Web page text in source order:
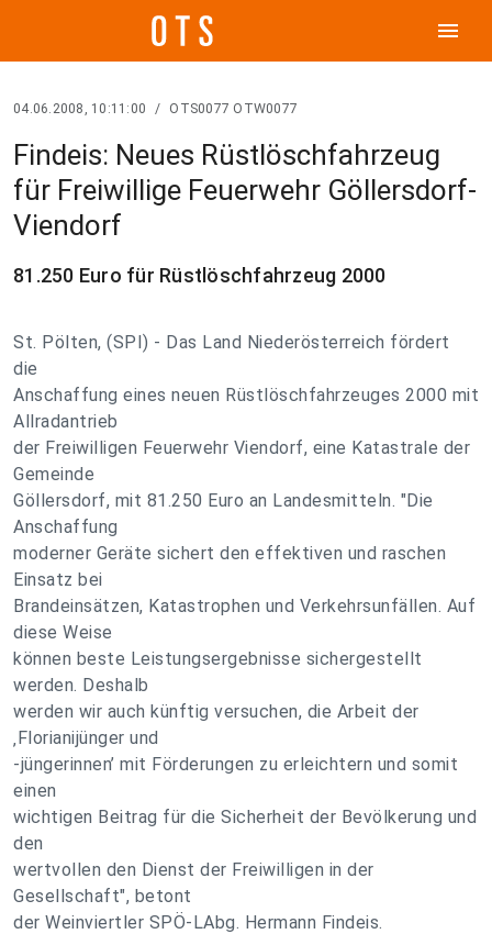
menu
04.06.2008, 10:11:00 / OTS0077 OTW0077
Findeis: Neues Rüstlöschfahrzeug
für Freiwillige Feuerwehr Göllersdorf-
Viendorf
81.250 Euro für Rüstlöschfahrzeug 2000
St. Pölten, (SPI) - Das Land Niederösterreich fördert
die
Anschaffung eines neuen Rüstlöschfahrzeuges 2000 mit
Allradantrieb
der Freiwilligen Feuerwehr Viendorf, eine Katastrale der
Gemeinde
Göllersdorf, mit 81.250 Euro an Landesmitteln. "Die
Anschaffung
moderner Geräte sichert den effektiven und raschen
Einsatz bei
Brandeinsätzen, Katastrophen und Verkehrsunfällen. Auf
diese Weise
können beste Leistungsergebnisse sichergestellt
werden. Deshalb
werden wir auch künftig versuchen, die Arbeit der
‚Florianijünger und
-jüngerinnen’ mit Förderungen zu erleichtern und somit
einen
wichtigen Beitrag für die Sicherheit der Bevölkerung und
den
wertvollen den Dienst der Freiwilligen in der
Gesellschaft", betont
der Weinviertler SPÖ-LAbg. Hermann Findeis.